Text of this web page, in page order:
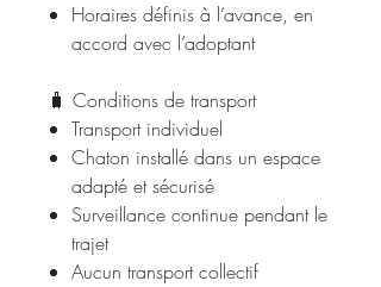
Horaires définis à l’avance, en
accord avec l’adoptant
🧳 Conditions de transport
Transport individuel
Chaton installé dans un espace
adapté et sécurisé
Surveillance continue pendant le
trajet
Aucun transport collectif